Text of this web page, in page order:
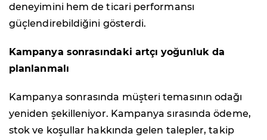
deneyimini hem de ticari performansı
güçlendirebildiğini gösterdi.
Kampanya sonrasındaki artçı yoğunluk da
planlanmalı
Kampanya sonrasında müşteri temasının odağı
yeniden şekilleniyor. Kampanya sırasında ödeme,
stok ve koşullar hakkında gelen talepler, takip